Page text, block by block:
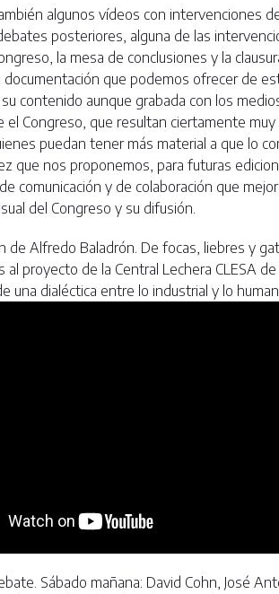
algunos vídeos con intervenciones
posteriores, alguna de las
la mesa de conclusiones y la
documentación que podemos ofrecer de
contenido aunque grabada con los
el Congreso, que resultan ciertamente muy
puedan tener más material a que lo
que nos proponemos, para futuras
comunicación y de colaboración que
del Congreso y su difusión.
de Alfredo Baladrón. De focas, liebres y
al proyecto de la Central Lechera CLESA
una dialéctica entre lo industrial y lo
Sábado mañana: David Cohn, José